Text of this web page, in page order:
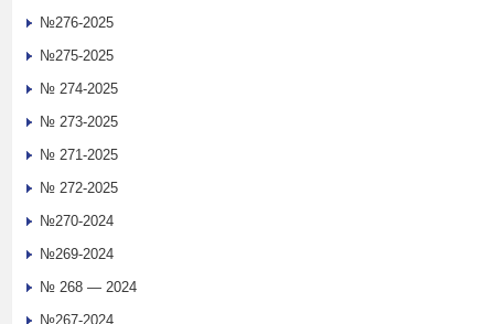
№276-2025
№275-2025
№ 274-2025
№ 273-2025
№ 271-2025
№ 272-2025
№270-2024
№269-2024
№ 268 — 2024
№267-2024